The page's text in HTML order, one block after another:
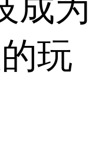
成为
玩